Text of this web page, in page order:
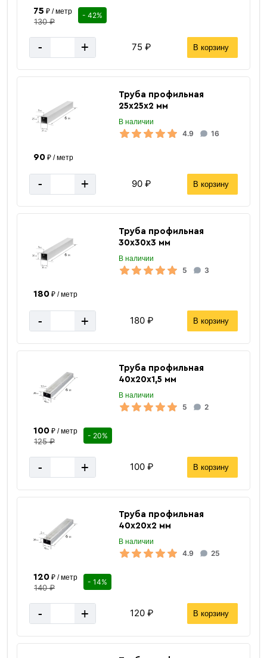
75 ₽ / метр
130 ₽
- 42%
- + 75 ₽ В корзину
Труба профильная
25х25х2 мм
В наличии
4.9 16
90₽ / метр
- + 90 ₽ В корзину
Труба профильная
30х30х3 мм
В наличии
5 3
180₽ / метр
- + 180 ₽ В корзину
Труба профильная
40х20х1,5 мм
В наличии
5 2
100₽ / метр
125 ₽
- 20%
- + 100 ₽ В корзину
Труба профильная
40х20х2 мм
В наличии
4.9 25
120₽ / метр
140 ₽
- 14%
- + 120 ₽ В корзину
«Быстрый заказ»
Длина
толщина 0,32 мм
Размер 2500х1150 мм
Тип изделия профнастил окрашенный
Рабочая ширина
RAL8017, шоколадно-коричневый
Метров в 1 тонне
Количество штук в 1 тонне
Вес одной штуки (2.5 м) 8.7 кг
Цена указана за 1 штуку